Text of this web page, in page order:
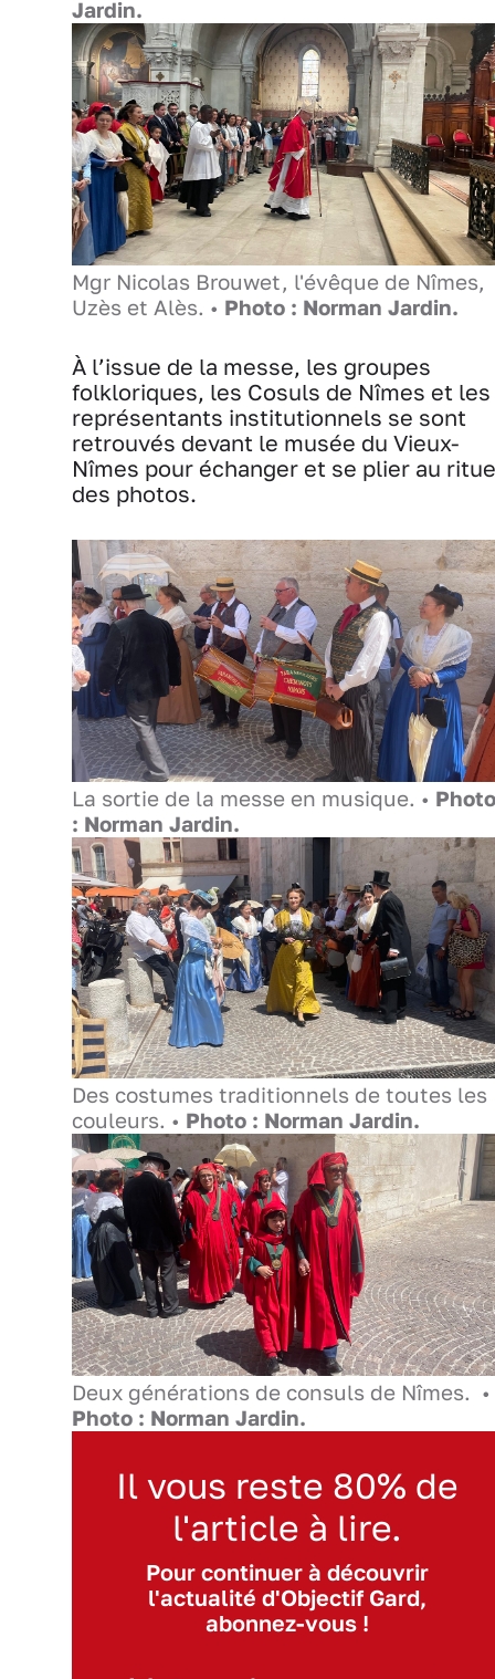
Jardin.
Mgr Nicolas Brouwet, l'évêque de Nîmes,
Uzès et Alès. • Photo : Norman Jardin.
À l’issue de la messe, les groupes
folkloriques, les Cosuls de Nîmes et les
représentants institutionnels se sont
retrouvés devant le musée du Vieux-
Nîmes pour échanger et se plier au
des photos.
La sortie de la messe en musique. • Photo
: Norman Jardin.
Des costumes traditionnels de toutes les
couleurs. • Photo : Norman Jardin.
Deux générations de consuls de Nîmes. •
Photo : Norman Jardin.
Il vous reste 80% de
l'article à lire.
Pour continuer à découvrir
l'actualité d'Objectif Gard,
abonnez-vous !